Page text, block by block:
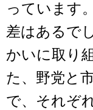
っています
差はあるで
かいに取り
た、野党と
で、それぞ